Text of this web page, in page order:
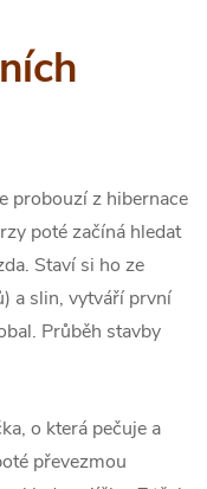
probouzí z hibernace
poté začíná hledat
Staví si ho ze
a slin, vytváří první
Průběh stavby
o která pečuje a
převezmou